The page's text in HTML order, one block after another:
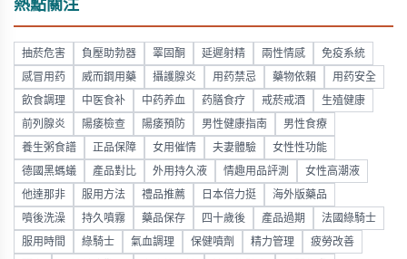
熱點關注
抽菸危害 負壓助勃器 睪固酮 延遲射精 兩性情感 免疫系統
感冒用药 威而鋼用藥 攝護腺炎 用药禁忌 藥物依賴 用药安全
飲食調理 中医食补 中药养血 药膳食疗 戒菸戒酒 生殖健康
前列腺炎 陽痿檢查 陽痿預防 男性健康指南 男性食療
養生粥食譜 正品保障 女用催情 夫妻體驗 女性性功能
德國黑螞蟻 產品對比 外用持久液 情趣用品評測 女性高潮液
他達那非 服用方法 禮品推薦 日本倍力挺 海外版藥品
噴後洗澡 持久噴霧 藥品保存 四十歲後 產品過期 法國綠騎士
服用時間 綠騎士 氣血調理 保健噴劑 精力管理 疲勞改善